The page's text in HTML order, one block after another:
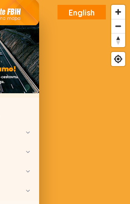
English